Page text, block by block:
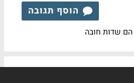
הוסף תגובה
הם שדות חובה